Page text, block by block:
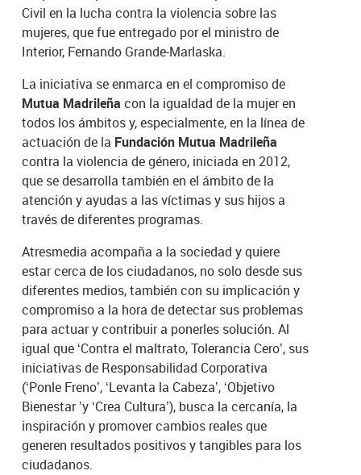
Civil en la lucha contra la violencia sobre las
mujeres, que fue entregado por el ministro de
Interior, Fernando Grande-Marlaska.
La iniciativa se enmarca en el compromiso de
Mutua Madrileña con la igualdad de la mujer en
todos los ámbitos y, especialmente, en la línea de
actuación de la Fundación Mutua Madrileña
contra la violencia de género, iniciada en 2012,
que se desarrolla también en el ámbito de la
atención y ayudas a las víctimas y sus hijos a
través de diferentes programas.
Atresmedia acompaña a la sociedad y quiere
estar cerca de los ciudadanos, no solo desde sus
diferentes medios, también con su implicación y
compromiso a la hora de detectar sus problemas
para actuar y contribuir a ponerles solución. Al
igual que ‘Contra el maltrato, Tolerancia Cero’, sus
iniciativas de Responsabilidad Corporativa
(‘Ponle Freno’, ‘Levanta la Cabeza’, ‘Objetivo
Bienestar ’y ‘Crea Cultura’), busca la cercanía, la
inspiración y promover cambios reales que
generen resultados positivos y tangibles para los
ciudadanos.